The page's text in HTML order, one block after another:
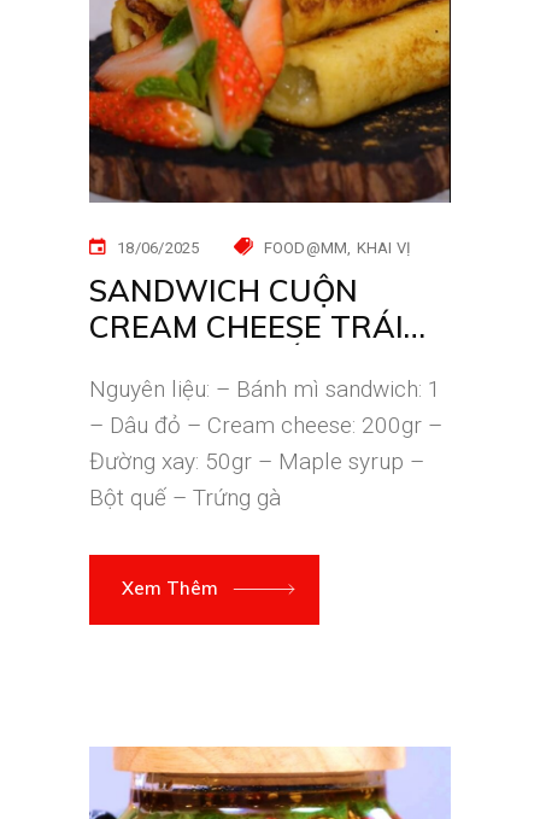
18/06/2025 FOOD@MM KHAI VỊ
SANDWICH CUỘN
CREAM CHEESE TRÁI
Nguyên liệu: – Bánh mì sandwich: 1
– Dâu đỏ – Cream cheese: 200gr –
Đường xay: 50gr – Maple syrup –
Bột quế – Trứng gà
Xem Thêm